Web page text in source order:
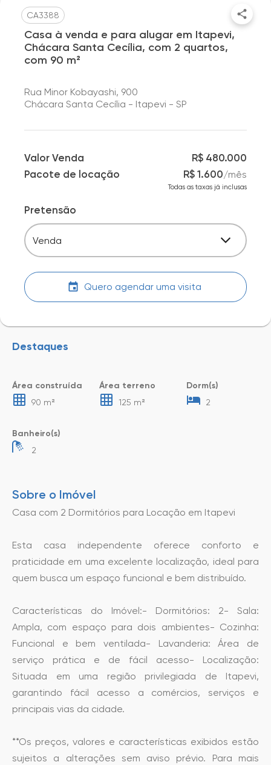
CA3388
Casa à venda e para alugar em Itapevi,
Chácara Santa Cecília, com 2 quartos,
com 90 m²
Rua Minor Kobayashi, 900
Chácara Santa Cecília - Itapevi - SP
Valor Venda
R$ 480.000
Pacote de locação
R$ 1.600/mês
Todas as taxas já inclusas
Pretensão
Venda
Quero agendar uma visita
Destaques
Área construída
90 m²
Área terreno
125 m²
Dorm(s)
2
Banheiro(s)
2
Sobre o Imóvel
Casa com 2 Dormitórios para Locação em Itapevi
Esta casa independente oferece conforto e
praticidade em uma excelente localização, ideal para
quem busca um espaço funcional e bem distribuído.
Características do Imóvel:- Dormitórios: 2- Sala:
Ampla, com espaço para dois ambientes- Cozinha:
Funcional e bem ventilada- Lavanderia: Área de
serviço prática e de fácil acesso- Localização:
Situada em uma região privilegiada de Itapevi,
garantindo fácil acesso a comércios, serviços e
principais vias da cidade.
**Os preços, valores e características exibidos estão
sujeitos a alterações sem aviso prévio. Para mais